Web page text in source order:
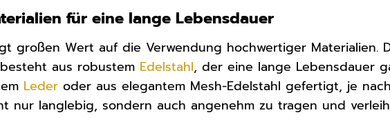
für eine lange Lebensdauer
großen Wert auf die Verwendung hochwertiger Materialien.
aus robustem Edelstahl, der eine lange Lebensdauer
Leder oder aus elegantem Mesh-Edelstahl gefertigt, je
nur langlebig, sondern auch angenehm zu tragen und